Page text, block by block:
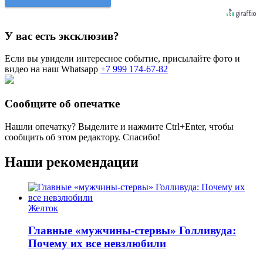
У вас есть эксклюзив?
Если вы увидели интересное событие, присылайте фото и
видео на наш Whatsapp +7 999 174-67-82
Сообщите об опечатке
Нашли опечатку? Выделите и нажмите Ctrl+Enter, чтобы
сообщить об этом редактору. Спасибо!
Наши рекомендации
Желток
Главные «мужчины-стервы» Голливуда:
Почему их все невзлюбили